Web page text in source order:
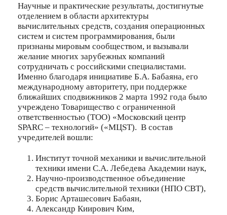
Научные и практические результаты, достигнутые
отделением в области архитектуры
вычислительных средств, создания операционных
систем и систем программирования, были
признаны мировым сообществом, и вызывали
желание многих зарубежных компаний
сотрудничать с российскими специалистами.
Именно благодаря инициативе Б.А. Бабаяна, его
международному авторитету, при поддержке
ближайших сподвижников 2 марта 1992 года было
учреждено Товарищество с ограниченной
ответственностью (ТОО) «Московский центр
SPARC – технологий» («МЦSТ). В состав
учредителей вошли:
Институт точной механики и вычислительной
техники имени С.А. Лебедева Академии наук,
Научно-производственное объединение
средств вычислительной техники (НПО СВТ),
Борис Арташесович Бабаян,
Александр Киирович Ким,